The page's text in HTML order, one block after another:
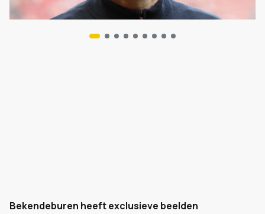
Bekendeburen heeft exclusieve beelden